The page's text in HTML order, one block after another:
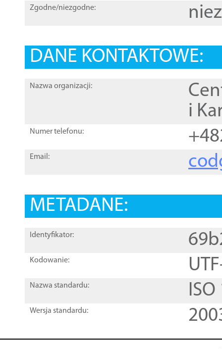
Zgodne/niezgodne:
DANE KONTAKTOWE:
Nazwa organizacji:
i
Numer telefonu:
Email:
METADANE:
Identyfikator:
Kodowanie:
Nazwa standardu:
Wersja standardu: